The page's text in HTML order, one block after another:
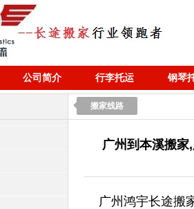
公司简介 行李托运 钢琴
搬家线路
广州到本溪搬家
广州鸿宇长途搬